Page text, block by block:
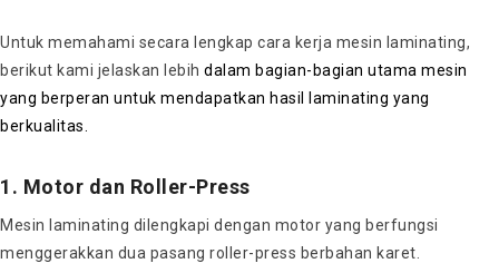
Untuk memahami secara lengkap cara kerja mesin laminating,
berikut kami jelaskan lebih dalam bagian-bagian utama mesin
yang berperan untuk mendapatkan hasil laminating yang
berkualitas.
1. Motor dan Roller-Press
Mesin laminating dilengkapi dengan motor yang berfungsi
menggerakkan dua pasang roller-press berbahan karet.